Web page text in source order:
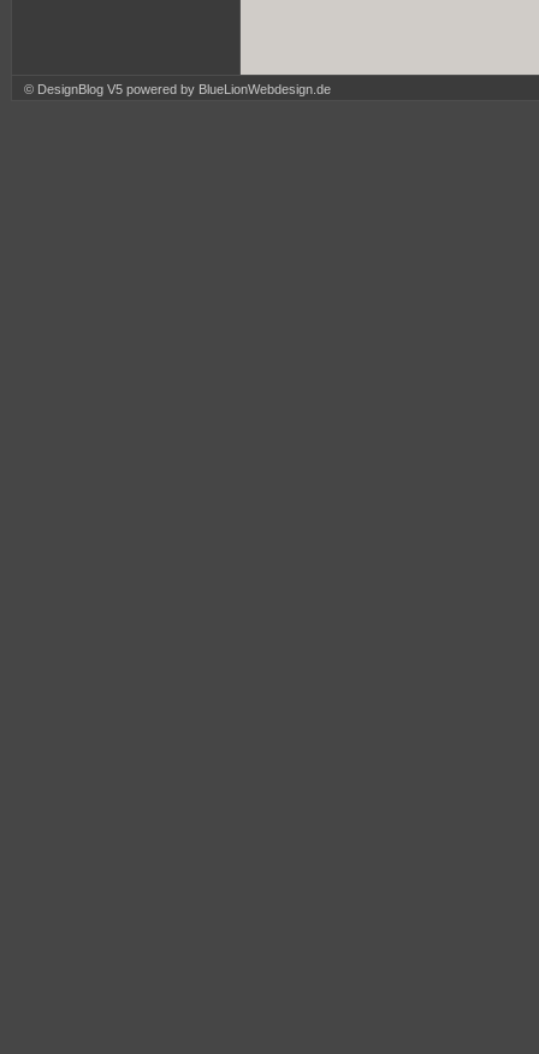
© DesignBlog V5 powered by BlueLionWebdesign.de